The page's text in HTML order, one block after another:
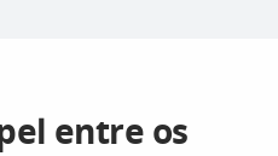
entre os